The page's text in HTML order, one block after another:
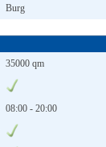
Burg
35000 qm
08:00 - 20:00